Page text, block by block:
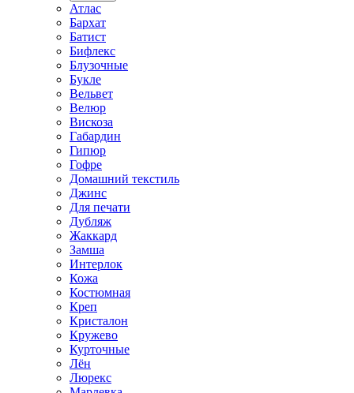
Атлас
Бархат
Батист
Бифлекс
Блузочные
Букле
Вельвет
Велюр
Вискоза
Габардин
Гипюр
Гофре
Домашний текстиль
Джинс
Для печати
Дубляж
Жаккард
Замша
Интерлок
Кожа
Костюмная
Креп
Кристалон
Кружево
Курточные
Лён
Люрекс